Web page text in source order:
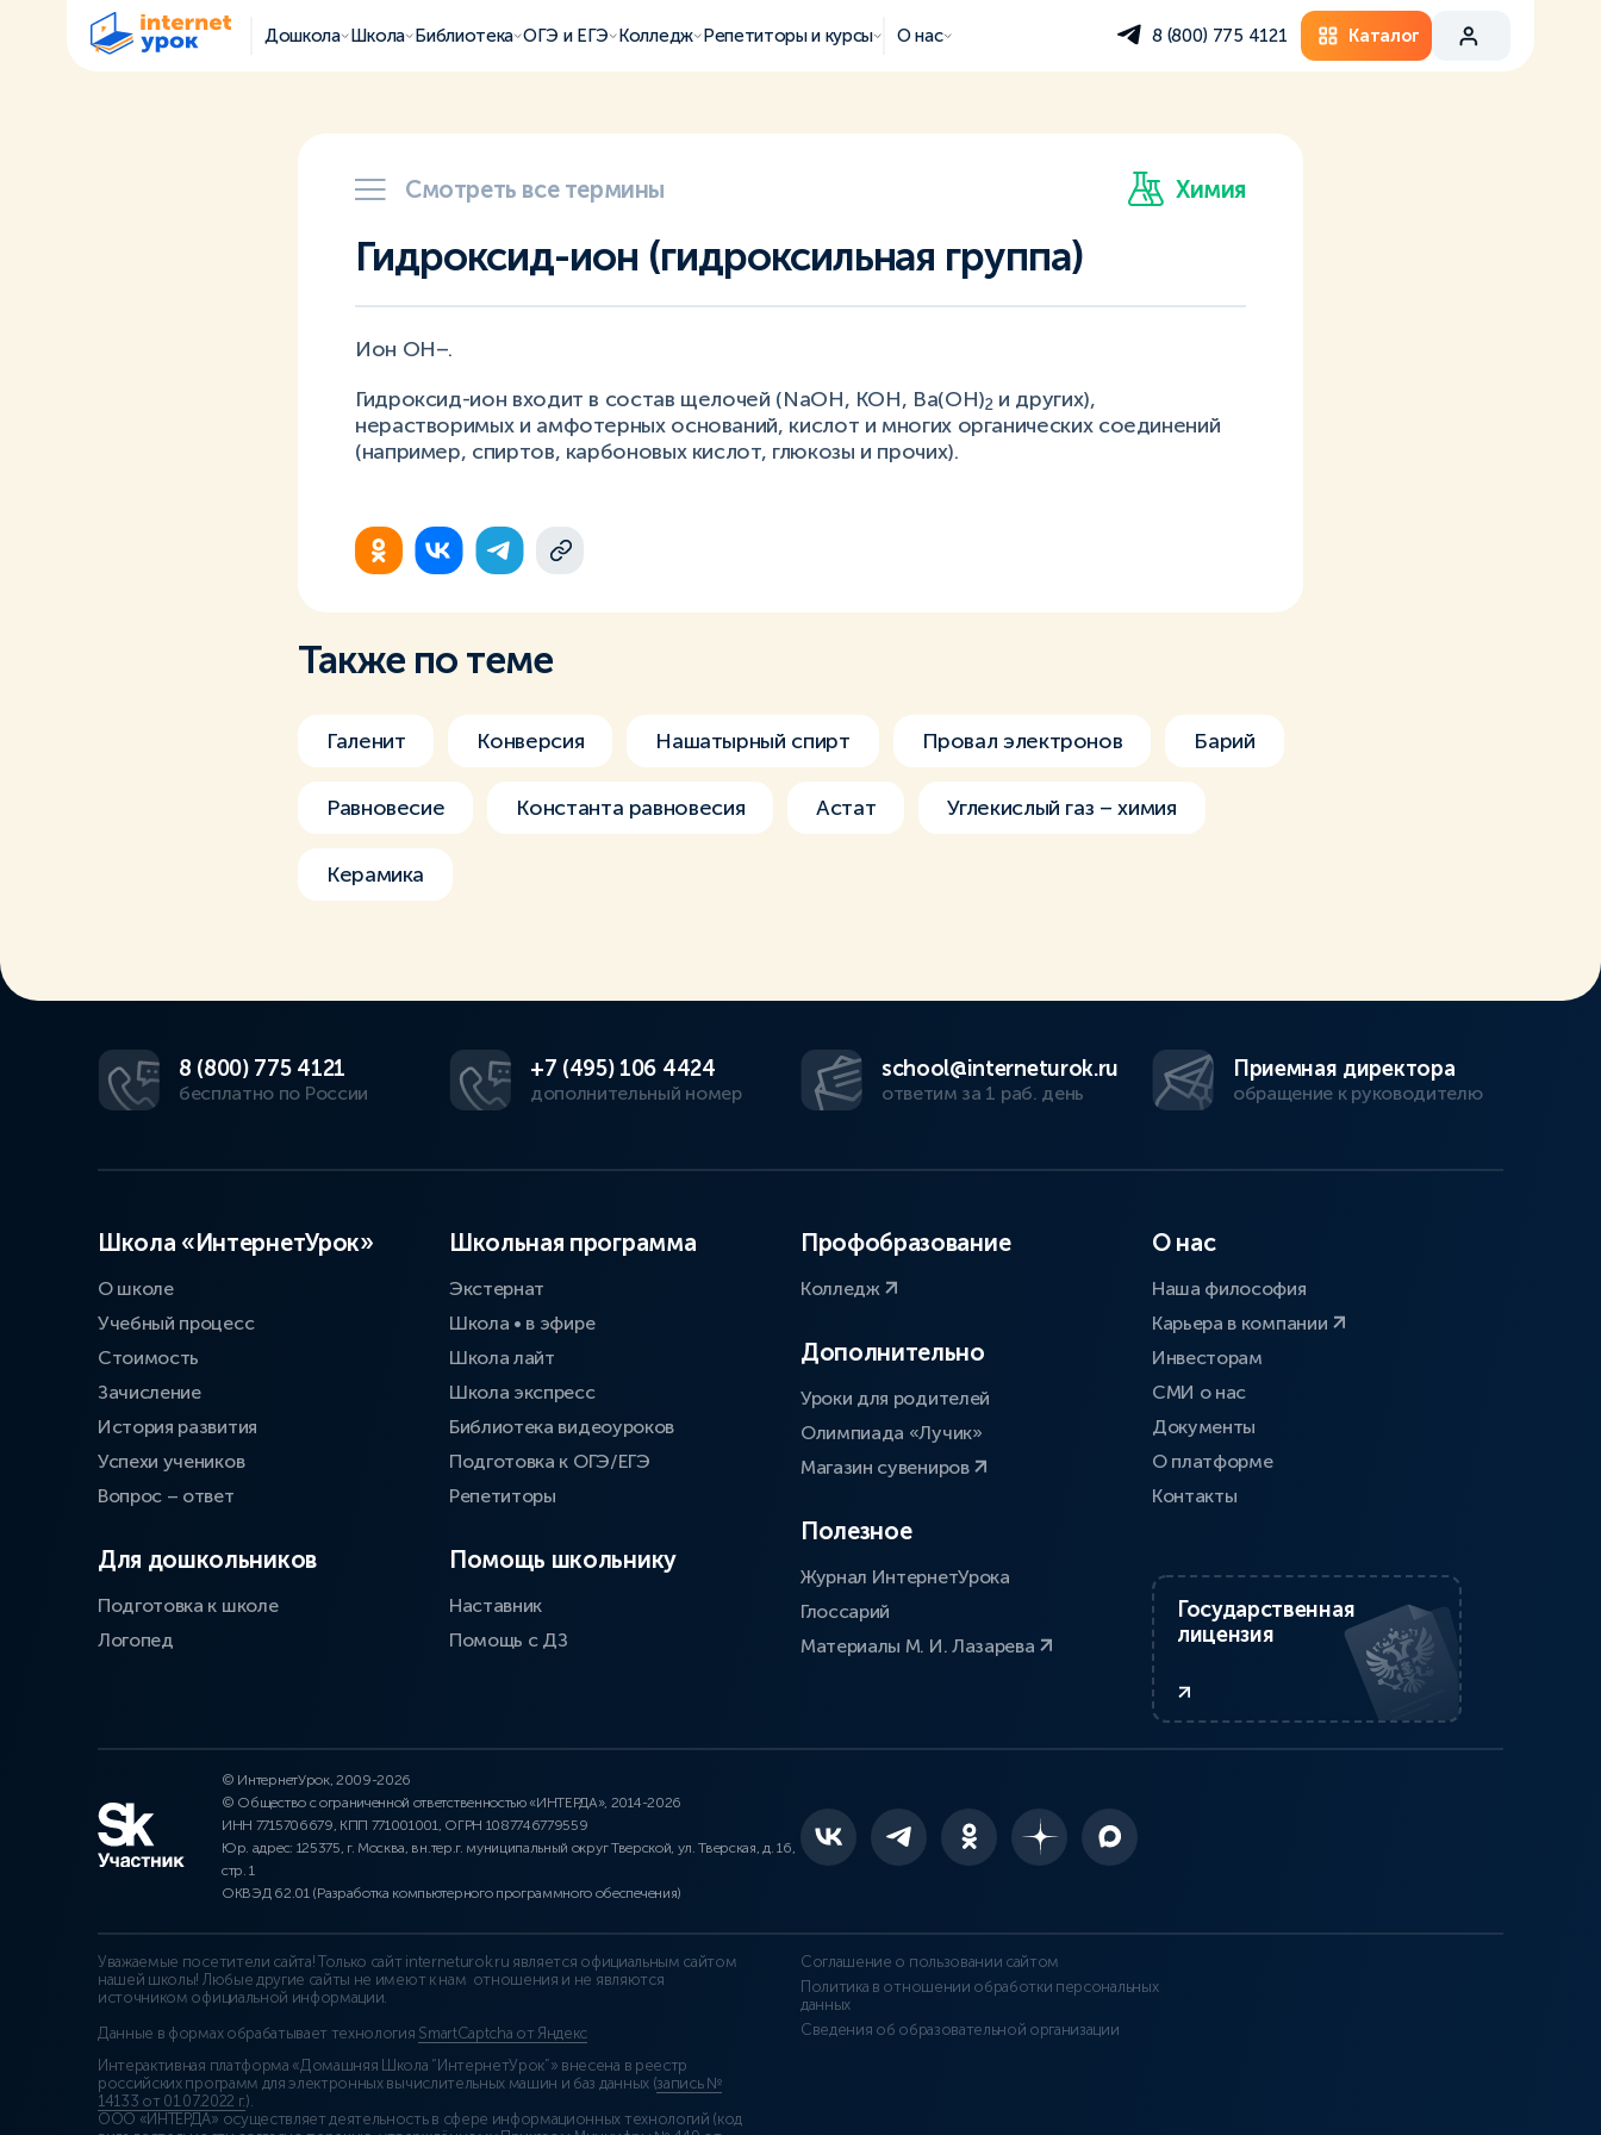
Дошкола Школа Библиотека ОГЭ и ЕГЭ Колледж Репетиторы и курсы О нас 8 (800) 775 4121 Каталог
Смотреть все термины Химия
Гидроксид-ион (гидроксильная группа)
Ион ОН–.
Гидроксид-ион входит в состав щелочей (NaOH, KOH, Ba(OH)2 и других),
нерастворимых и амфотерных оснований, кислот и многих органических соединений
(например, спиртов, карбоновых кислот, глюкозы и прочих).
Также по теме
Галенит Конверсия Нашатырный спирт Провал электронов Барий
Равновесие Константа равновесия Астат Углекислый газ – химия
Керамика
8 (800) 775 4121
бесплатно по России
+7 (495) 106 4424
дополнительный номер
school@interneturok.ru
ответим за 1 раб. день
Приемная директора
обращение к руководителю
Школа «ИнтернетУрок»
О школе
Учебный процесс
Стоимость
Зачисление
История развития
Успехи учеников
Вопрос – ответ
Для дошкольников
Подготовка к школе
Логопед
Школьная программа
Экстернат
Школа • в эфире
Школа лайт
Школа экспресс
Библиотека видеоуроков
Подготовка к ОГЭ/ЕГЭ
Репетиторы
Помощь школьнику
Наставник
Помощь с ДЗ
Профобразование
Колледж
Дополнительно
Уроки для родителей
Олимпиада «Лучик»
Магазин сувениров
Полезное
Журнал ИнтернетУрока
Глоссарий
Материалы М. И. Лазарева
О нас
Наша философия
Карьера в компании
Инвесторам
СМИ о нас
Документы
О платформе
Контакты
Государственная
лицензия
© ИнтернетУрок, 2009-2026
© Общество с ограниченной ответственностью «ИНТЕРДА», 2014-2026
ИНН 7715706679, КПП 771001001, ОГРН 1087746779559
Юр. адрес: 125375, г. Москва, вн.тер.г. муниципальный округ Тверской, ул. Тверская, д. 16,
стр. 1
ОКВЭД 62.01 (Разработка компьютерного программного обеспечения)
Уважаемые посетители сайта! Только сайт interneturok.ru является официальным сайтом
нашей школы! Любые другие сайты не имеют к нам отношения и не являются
источником официальной информации.
Данные в формах обрабатывает технология SmartCaptcha от Яндекс
Интерактивная платформа «Домашняя Школа “ИнтернетУрок”» внесена в реестр
российских программ для электронных вычислительных машин и баз данных (запись №
14133 от 01.07.2022 г.).
ООО «ИНТЕРДА» осуществляет деятельность в сфере информационных технологий (код
Соглашение о пользовании сайтом
Политика в отношении обработки персональных
данных
Сведения об образовательной организации